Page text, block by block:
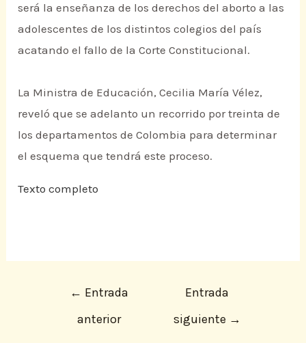
será la enseñanza de los derechos del aborto a las
adolescentes de los distintos colegios del país
acatando el fallo de la Corte Constitucional.
La Ministra de Educación, Cecilia María Vélez,
reveló que se adelanto un recorrido por treinta de
los departamentos de Colombia para determinar
el esquema que tendrá este proceso.
Texto completo
← Entrada
anterior
Entrada
siguiente →